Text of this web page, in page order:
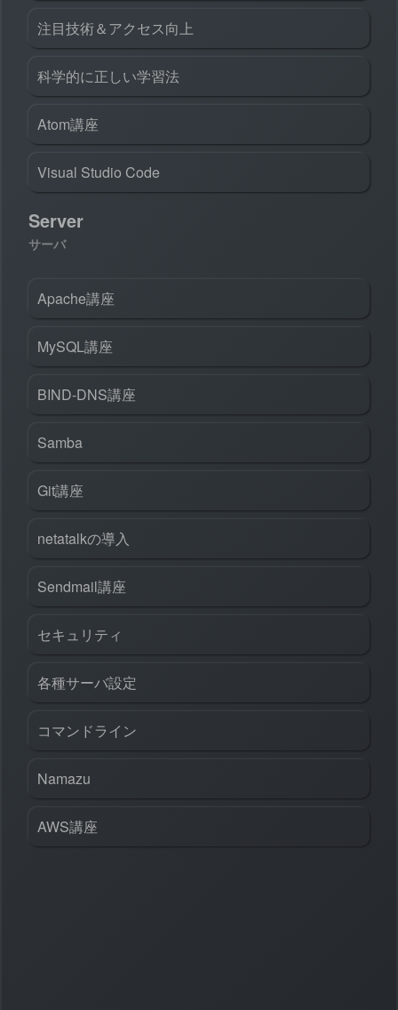
注目技術＆アクセス向上
科学的に正しい学習法
Atom講座
Visual Studio Code
Server
サーバ
Apache講座
MySQL講座
BIND-DNS講座
Samba
Git講座
netatalkの導入
Sendmail講座
セキュリティ
各種サーバ設定
コマンドライン
Namazu
AWS講座